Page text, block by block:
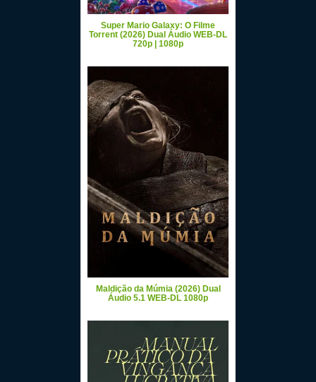
Super Mario Galaxy: O Filme
Torrent (2026) Dual Áudio WEB-DL
720p | 1080p
Maldição da Múmia (2026) Dual
Áudio 5.1 WEB-DL 1080p